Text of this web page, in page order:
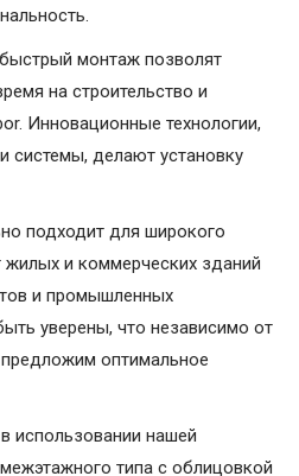
монтаж позволят
на строительство и
Инновационные технологии,
системы, делают установку
подходит для широкого
и коммерческих зданий
и промышленных
уверены, что независимо от
оптимальное
использовании нашей
типа с облицовкой